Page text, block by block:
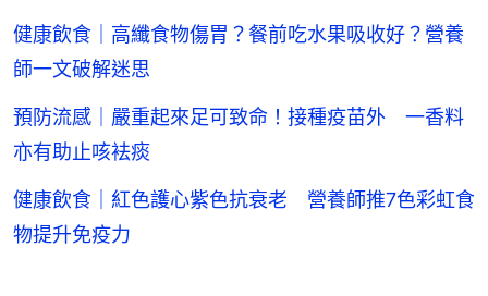
健康飲食｜高纖食物傷胃？餐前吃水果吸收好？營養
師一文破解迷思
預防流感｜嚴重起來足可致命！接種疫苗外 一香料
亦有助止咳袪痰
健康飲食｜紅色護心紫色抗衰老 營養師推7色彩虹食
物提升免疫力